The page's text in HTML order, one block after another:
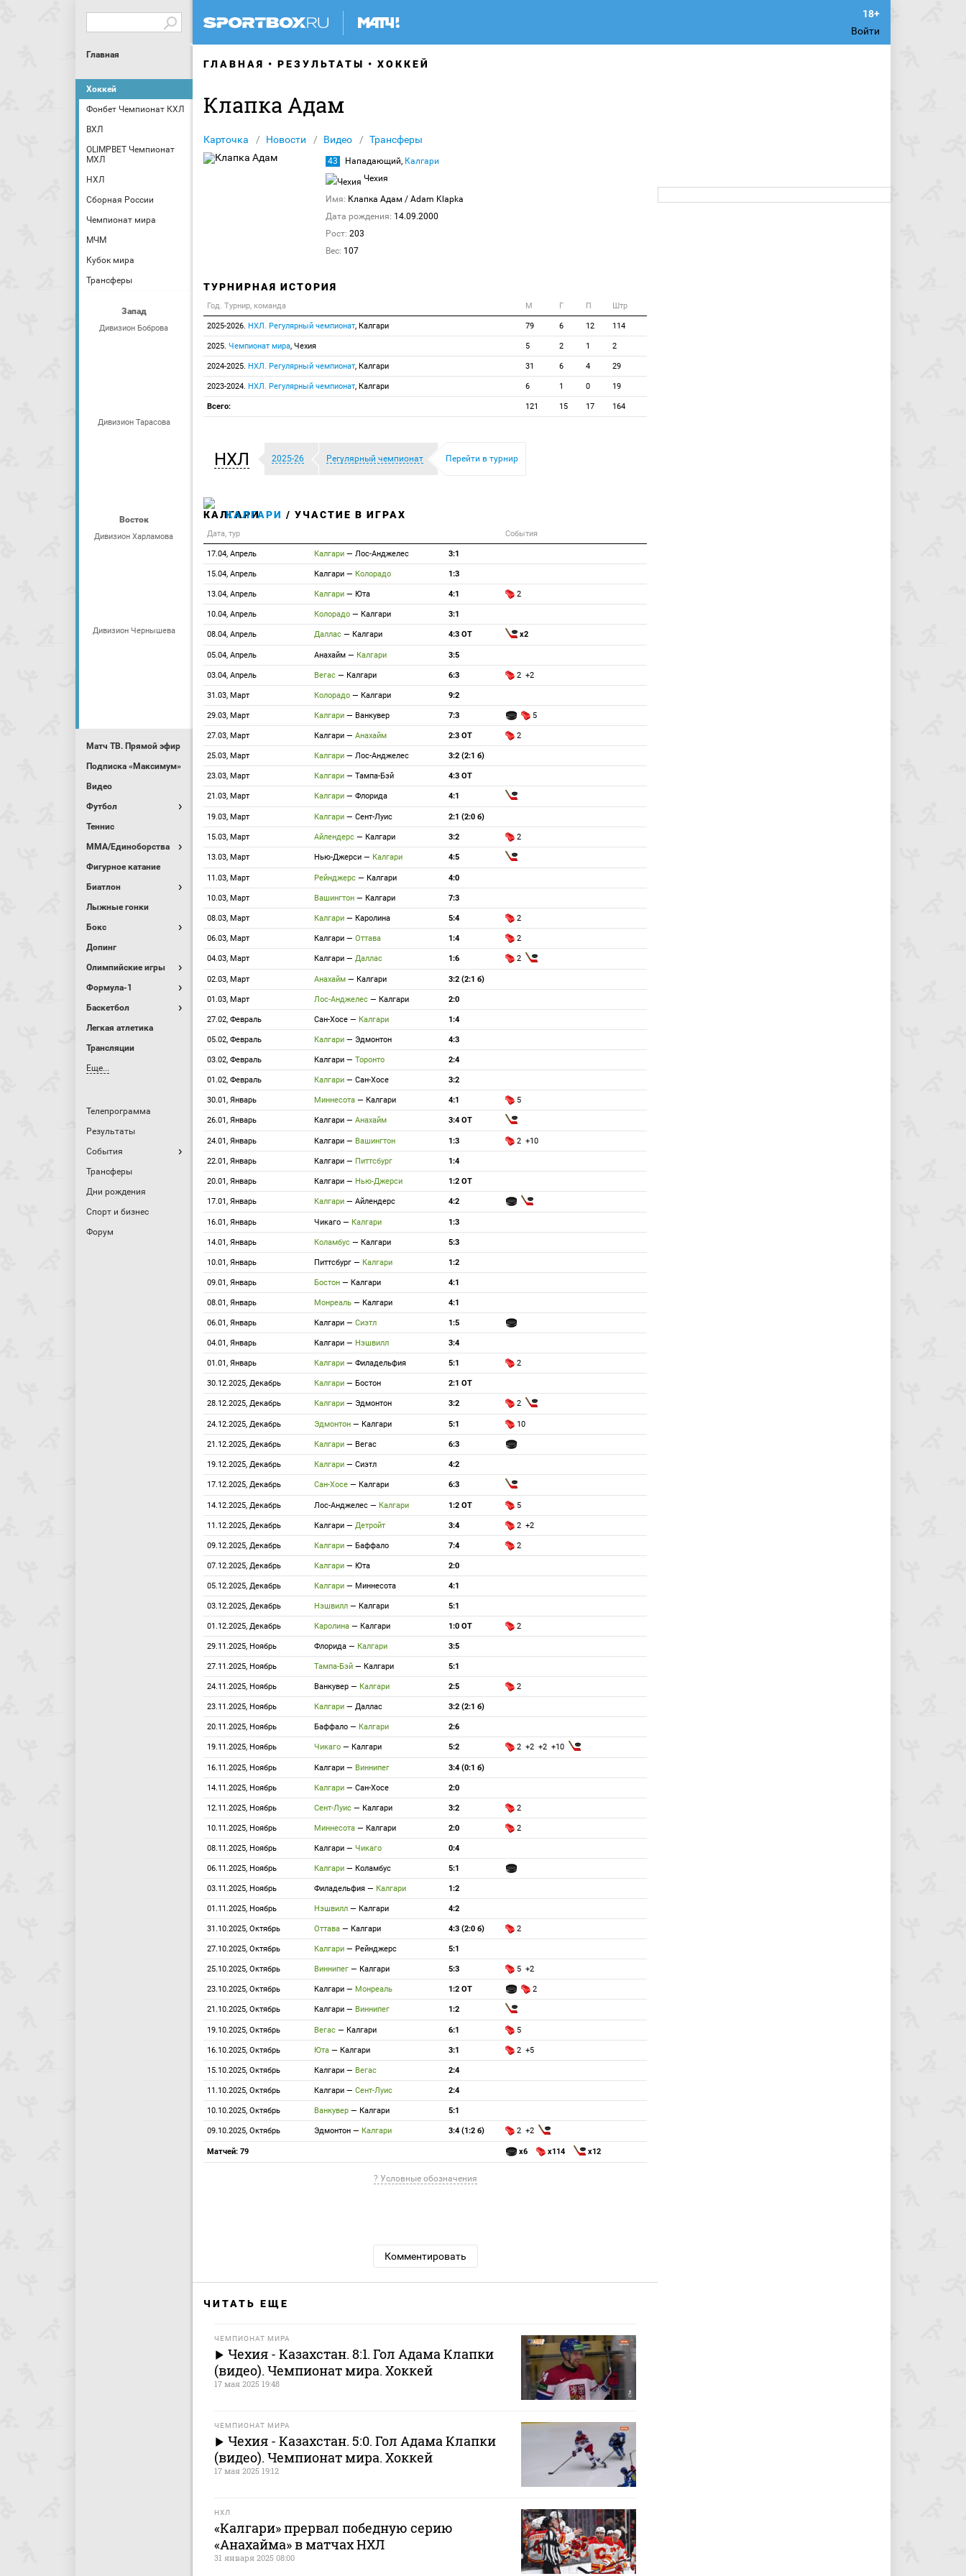
Войти
Главная
Хоккей
Фонбет Чемпионат КХЛ
ВХЛ
OLIMPBET Чемпионат
МХЛ
НХЛ
Сборная России
Чемпионат мира
МЧМ
Кубок мира
Трансферы
Запад
Дивизион Боброва
Дивизион Тарасова
Восток
Дивизион Харламова
Дивизион Чернышева
Матч ТВ. Прямой эфир
Подписка «Максимум»
Видео
Футбол
Теннис
MMA/Единоборства
Фигурное катание
Биатлон
Лыжные гонки
Бокс
Допинг
Олимпийские игры
Формула-1
Баскетбол
Легкая атлетика
Трансляции
Еще...
Телепрограмма
Результаты
События
Трансферы
Дни рождения
Спорт и бизнес
Форум
ГЛАВНАЯ РЕЗУЛЬТАТЫ ХОККЕЙ
Клапка Адам
Карточка Новости Видео Трансферы
43 Нападающий, Калгари
Чехия
Имя: Клапка Адам / Adam Klapka
Дата рождения: 14.09.2000
Рост: 203
Вес: 107
ТУРНИРНАЯ ИСТОРИЯ
Год. Турнир, команда М Г П Штр
2025-2026. НХЛ. Регулярный чемпионат, Калгари 79 6 12 114
2025. Чемпионат мира, Чехия 5 2 1 2
2024-2025. НХЛ. Регулярный чемпионат, Калгари 31 6 4 29
2023-2024. НХЛ. Регулярный чемпионат, Калгари 6 1 0 19
Всего: 121 15 17 164
НХЛ 2025-26 Регулярный чемпионат Перейти в турнир
КАЛГАРИ / УЧАСТИЕ В ИГРАХ
Дата, тур События
17.04, Апрель Калгари — Лос-Анджелес 3:1
15.04, Апрель Калгари — Колорадо 1:3
13.04, Апрель Калгари — Юта 4:1 2
10.04, Апрель Колорадо — Калгари 3:1
08.04, Апрель Даллас — Калгари 4:3 ОТ x2
05.04, Апрель Анахайм — Калгари 3:5
03.04, Апрель Вегас — Калгари 6:3 2 +2
31.03, Март Колорадо — Калгари 9:2
29.03, Март Калгари — Ванкувер 7:3 5
27.03, Март Калгари — Анахайм 2:3 ОТ 2
25.03, Март Калгари — Лос-Анджелес 3:2 (2:1 б)
23.03, Март Калгари — Тампа-Бэй 4:3 ОТ
21.03, Март Калгари — Флорида 4:1
19.03, Март Калгари — Сент-Луис 2:1 (2:0 б)
15.03, Март Айлендерс — Калгари 3:2 2
13.03, Март Нью-Джерси — Калгари 4:5
11.03, Март Рейнджерс — Калгари 4:0
10.03, Март Вашингтон — Калгари 7:3
08.03, Март Калгари — Каролина 5:4 2
06.03, Март Калгари — Оттава 1:4 2
04.03, Март Калгари — Даллас 1:6 2
02.03, Март Анахайм — Калгари 3:2 (2:1 б)
01.03, Март Лос-Анджелес — Калгари 2:0
27.02, Февраль Сан-Хосе — Калгари 1:4
05.02, Февраль Калгари — Эдмонтон 4:3
03.02, Февраль Калгари — Торонто 2:4
01.02, Февраль Калгари — Сан-Хосе 3:2
30.01, Январь Миннесота — Калгари 4:1 5
26.01, Январь Калгари — Анахайм 3:4 ОТ
24.01, Январь Калгари — Вашингтон 1:3 2 +10
22.01, Январь Калгари — Питтсбург 1:4
20.01, Январь Калгари — Нью-Джерси 1:2 ОТ
17.01, Январь Калгари — Айлендерс 4:2
16.01, Январь Чикаго — Калгари 1:3
14.01, Январь Коламбус — Калгари 5:3
10.01, Январь Питтсбург — Калгари 1:2
09.01, Январь Бостон — Калгари 4:1
08.01, Январь Монреаль — Калгари 4:1
06.01, Январь Калгари — Сиэтл 1:5
04.01, Январь Калгари — Нэшвилл 3:4
01.01, Январь Калгари — Филадельфия 5:1 2
30.12.2025, Декабрь Калгари — Бостон 2:1 ОТ
28.12.2025, Декабрь Калгари — Эдмонтон 3:2 2
24.12.2025, Декабрь Эдмонтон — Калгари 5:1 10
21.12.2025, Декабрь Калгари — Вегас 6:3
19.12.2025, Декабрь Калгари — Сиэтл 4:2
17.12.2025, Декабрь Сан-Хосе — Калгари 6:3
14.12.2025, Декабрь Лос-Анджелес — Калгари 1:2 ОТ 5
11.12.2025, Декабрь Калгари — Детройт 3:4 2 +2
09.12.2025, Декабрь Калгари — Баффало 7:4 2
07.12.2025, Декабрь Калгари — Юта 2:0
05.12.2025, Декабрь Калгари — Миннесота 4:1
03.12.2025, Декабрь Нэшвилл — Калгари 5:1
01.12.2025, Декабрь Каролина — Калгари 1:0 ОТ 2
29.11.2025, Ноябрь Флорида — Калгари 3:5
27.11.2025, Ноябрь Тампа-Бэй — Калгари 5:1
24.11.2025, Ноябрь Ванкувер — Калгари 2:5 2
23.11.2025, Ноябрь Калгари — Даллас 3:2 (2:1 б)
20.11.2025, Ноябрь Баффало — Калгари 2:6
19.11.2025, Ноябрь Чикаго — Калгари 5:2 2 +2 +2 +10
16.11.2025, Ноябрь Калгари — Виннипег 3:4 (0:1 б)
14.11.2025, Ноябрь Калгари — Сан-Хосе 2:0
12.11.2025, Ноябрь Сент-Луис — Калгари 3:2 2
10.11.2025, Ноябрь Миннесота — Калгари 2:0 2
08.11.2025, Ноябрь Калгари — Чикаго 0:4
06.11.2025, Ноябрь Калгари — Коламбус 5:1
03.11.2025, Ноябрь Филадельфия — Калгари 1:2
01.11.2025, Ноябрь Нэшвилл — Калгари 4:2
31.10.2025, Октябрь Оттава — Калгари 4:3 (2:0 б) 2
27.10.2025, Октябрь Калгари — Рейнджерс 5:1
25.10.2025, Октябрь Виннипег — Калгари 5:3 5 +2
23.10.2025, Октябрь Калгари — Монреаль 1:2 ОТ 2
21.10.2025, Октябрь Калгари — Виннипег 1:2
19.10.2025, Октябрь Вегас — Калгари 6:1 5
16.10.2025, Октябрь Юта — Калгари 3:1 2 +5
15.10.2025, Октябрь Калгари — Вегас 2:4
11.10.2025, Октябрь Калгари — Сент-Луис 2:4
10.10.2025, Октябрь Ванкувер — Калгари 5:1
09.10.2025, Октябрь Эдмонтон — Калгари 3:4 (1:2 б) 2 +2
Матчей: 79 x6 x114 x12
? Условные обозначения
Комментировать
ЧИТАТЬ ЕЩЕ
ЧЕМПИОНАТ МИРА
Чехия - Казахстан. 8:1. Гол Адама Клапки
(видео). Чемпионат мира. Хоккей
17 мая 2025 19:48
ЧЕМПИОНАТ МИРА
Чехия - Казахстан. 5:0. Гол Адама Клапки
(видео). Чемпионат мира. Хоккей
17 мая 2025 19:12
НХЛ
«Калгари» прервал победную серию
«Анахайма» в матчах НХЛ
31 января 2025 08:00